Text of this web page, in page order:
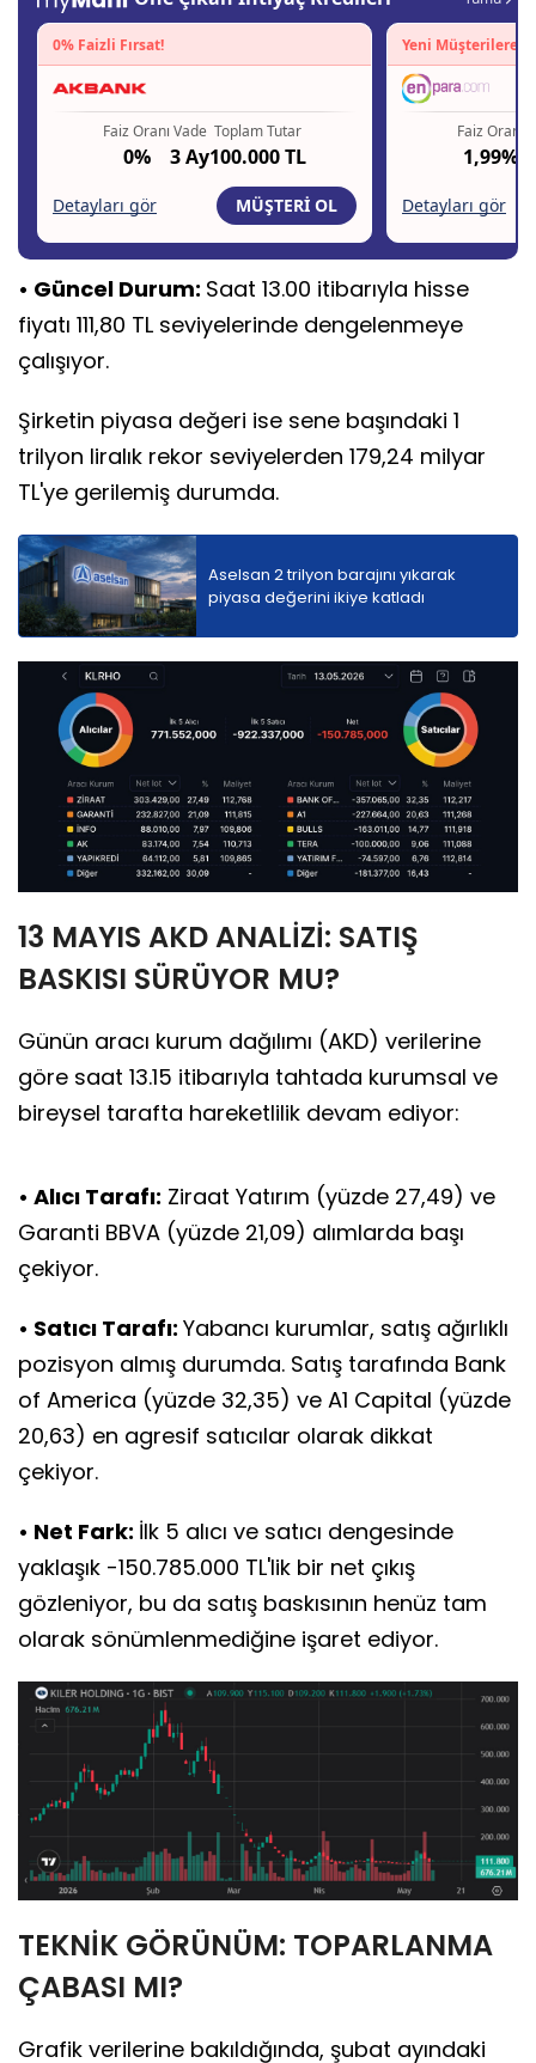
• Güncel Durum: Saat 13.00 itibarıyla hisse
fiyatı 111,80 TL seviyelerinde dengelenmeye
çalışıyor.
Şirketin piyasa değeri ise sene başındaki 1
trilyon liralık rekor seviyelerden 179,24 milyar
TL'ye gerilemiş durumda.
Aselsan 2 trilyon barajını yıkarak
piyasa değerini ikiye katladı
13 MAYIS AKD ANALİZİ: SATIŞ
BASKISI SÜRÜYOR MU?
Günün aracı kurum dağılımı (AKD) verilerine
göre saat 13.15 itibarıyla tahtada kurumsal ve
bireysel tarafta hareketlilik devam ediyor:
• Alıcı Tarafı: Ziraat Yatırım (yüzde 27,49) ve
Garanti BBVA (yüzde 21,09) alımlarda başı
çekiyor.
• Satıcı Tarafı: Yabancı kurumlar, satış ağırlıklı
pozisyon almış durumda. Satış tarafında Bank
of America (yüzde 32,35) ve A1 Capital (yüzde
20,63) en agresif satıcılar olarak dikkat
çekiyor.
• Net Fark: İlk 5 alıcı ve satıcı dengesinde
yaklaşık -150.785.000 TL'lik bir net çıkış
gözleniyor, bu da satış baskısının henüz tam
olarak sönümlenmediğine işaret ediyor.
TEKNİK GÖRÜNÜM: TOPARLANMA
ÇABASI MI?
Grafik verilerine bakıldığında, şubat ayındaki